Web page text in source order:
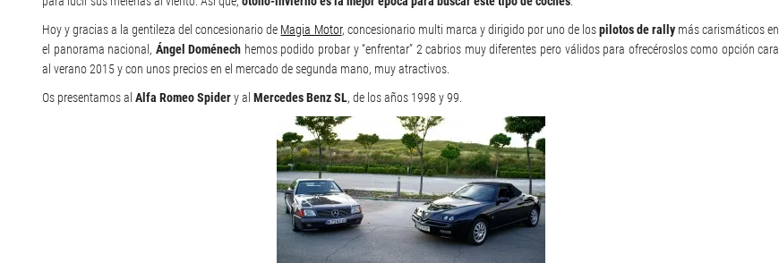
Hoy y gracias a la gentileza del concesionario de Magia Motor, concesionario multi marca y dirigido por uno de lospilotos de rally más carismáticos en
el panorama nacional, Ángel Doménech hemos podido probar y “enfrentar” 2 cabrios muy diferentes pero válidos para ofrecéroslos como opción cara
al verano 2015 y con unos precios en el mercado de segunda mano, muy atractivos.
Os presentamos al Alfa Romeo Spidery al Mercedes Benz SL, de los años 1998 y 99.